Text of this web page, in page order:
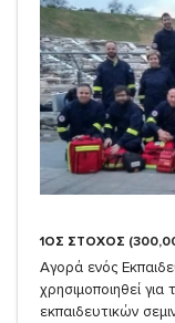
1ΟΣ ΣΤΟΧΟΣ
Αγορά ενός
χρησιμοποιηθεί
εκπαιδευτικών